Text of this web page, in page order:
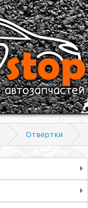
Отвертки